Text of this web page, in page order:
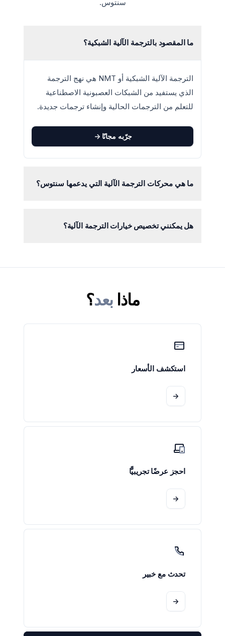
سنتوس.
ما المقصود بالترجمة الآلية الشبكية؟
الترجمة الآلية الشبكية أو NMT هي نهج الترجمة
الذي يستفيد من الشبكات العصبونية الاصطناعية
للتعلم من الترجمات الحالية وإنشاء ترجمات جديدة.
جرّبه مجانًا ->
ما هي محركات الترجمة الآلية التي يدعمها سنتوس؟
هل يمكنني تخصيص خيارات الترجمة الآلية؟
ماذابعد؟
استكشف الأسعار
->
احجز عرضًا تجريبيًّا
->
تحدث مع خبير
->